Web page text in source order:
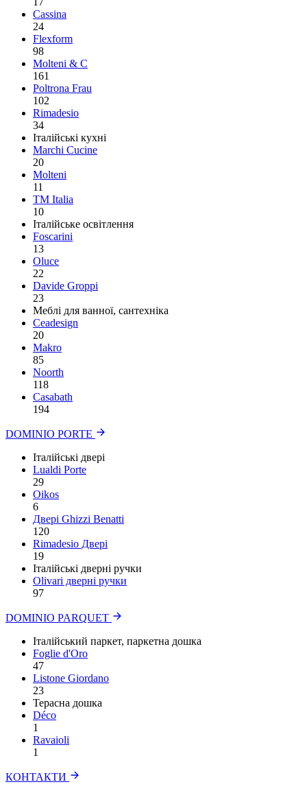
Cassina
24
Flexform
98
Molteni & C
161
Poltrona Frau
102
Rimadesio
34
Італійські кухні
Marchi Cucine
20
Molteni
11
TM Italia
10
Італійське освітлення
Foscarini
13
Oluce
22
Davide Groppi
23
Меблі для ванної, сантехніка
Ceadesign
20
Makro
85
Noorth
118
Сasabath
194
DOMINIO PORTE
Італійські двері
Lualdi Porte
29
Oikos
6
Двері Ghizzi Benatti
120
Rimadesio Двері
19
Італійські дверні ручки
Olivari дверні ручки
97
DOMINIO PARQUET
Італійський паркет, паркетна дошка
Foglie d'Oro
47
Listone Giordano
23
Терасна дошка
Déco
1
Ravaioli
1
КОНТАКТИ